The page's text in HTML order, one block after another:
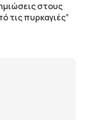
στους
τις πυρκαγιές”